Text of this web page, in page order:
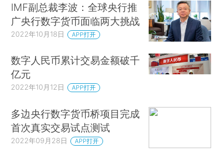
IMF副总裁李波：全球央行推
广央行数字货币面临两大挑战
2022年10月18日 APP打开
数字人民币累计交易金额破千
亿元
2022年10月12日 APP打开
多边央行数字货币桥项目完成
首次真实交易试点测试
2022年09月28日 APP打开